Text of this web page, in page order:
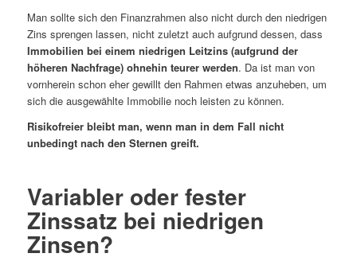
Man sollte sich den Finanzrahmen also nicht durch den niedrigen
Zins sprengen lassen, nicht zuletzt auch aufgrund dessen, dass
Immobilien bei einem niedrigen Leitzins (aufgrund der
höheren Nachfrage) ohnehin teurer werden. Da ist man von
vornherein schon eher gewillt den Rahmen etwas anzuheben, um
sich die ausgewählte Immobilie noch leisten zu können.
Risikofreier bleibt man, wenn man in dem Fall nicht
unbedingt nach den Sternen greift.
Variabler oder fester
Zinssatz bei niedrigen
Zinsen?